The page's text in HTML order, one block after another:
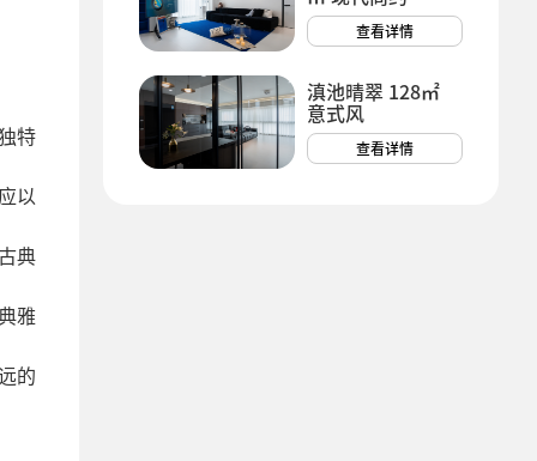
特
以
典
雅
的
查看详情
滇池晴翠 128㎡
意式风
查看详情